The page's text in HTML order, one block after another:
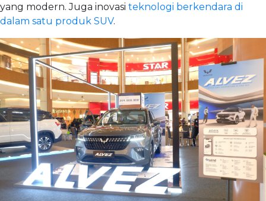
yang modern. Juga inovasi teknologi berkendara di
dalam satu produk SUV.